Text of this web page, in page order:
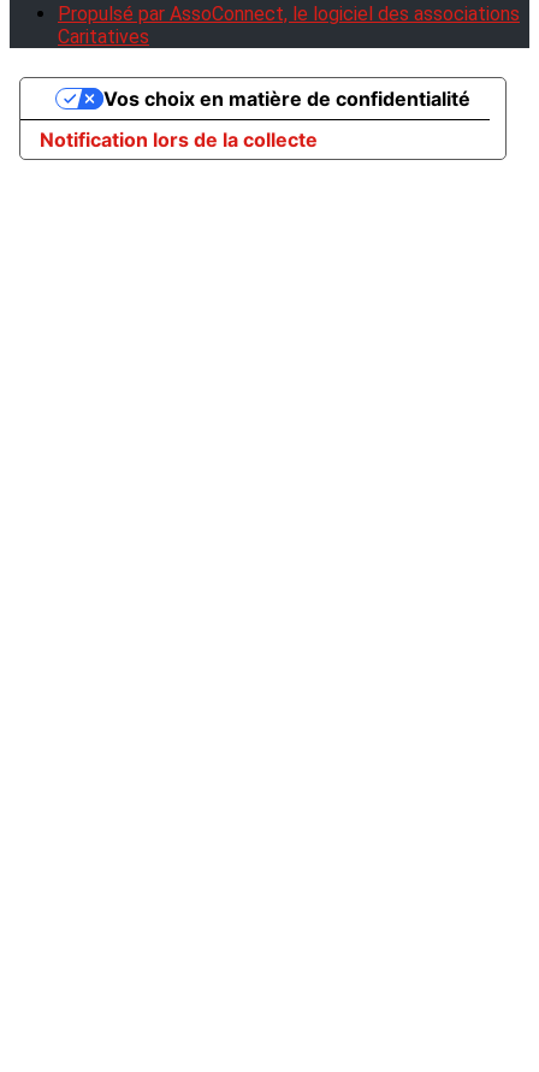
Propulsé par AssoConnect, le logiciel des associations
Caritatives
Notification lors de la collecte
Vos choix en matière de confidentialité